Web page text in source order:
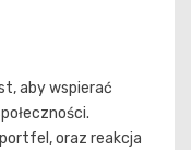
aby wspierać
oraz reakcja